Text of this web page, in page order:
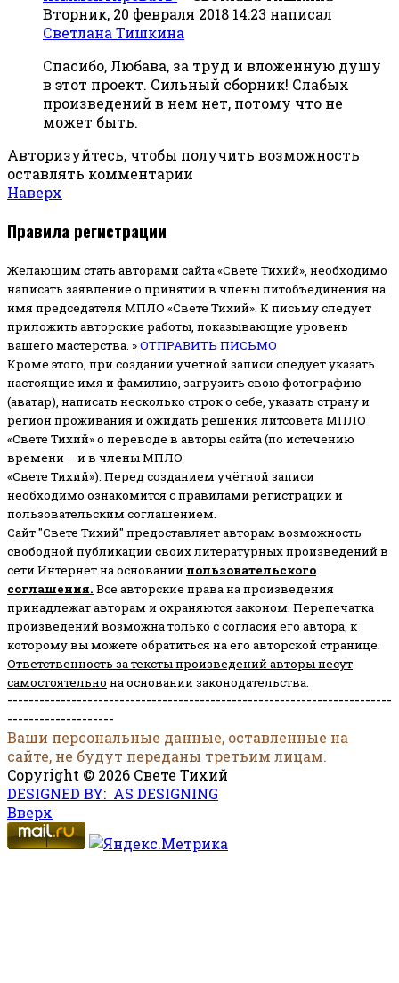
Вторник, 20 февраля 2018 14:23 написал
Светлана Тишкина
Спасибо, Любава, за труд и вложенную душу
в этот проект. Сильный сборник! Слабых
произведений в нем нет, потому что не
может быть.
Авторизуйтесь, чтобы получить возможность
оставлять комментарии
Наверх
Правила регистрации
Желающим стать авторами сайта «Свете Тихий», необходимо
написать заявление о принятии в члены литобъединения на
имя председателя МПЛО «Свете Тихий». К письму следует
приложить авторские работы, показывающие уровень
вашего мастерства. »ОТПРАВИТЬ ПИСЬМО
Кроме этого, при создании учетной записи следует указать
настоящие имя и фамилию, загрузить свою фотографию
(аватар), написать несколько строк о себе, указать страну и
регион проживания и ожидать решения литсовета МПЛО
«Свете Тихий» о переводе в авторы сайта (по истечению
времени – и в члены МПЛО
«Свете Тихий»). Перед созданием учётной записи
необходимо ознакомится с правилами регистрации и
пользовательским соглашением.
Сайт "Свете Тихий" предоставляет авторам возможность
свободной публикации своих литературных произведений в
сети Интернет на основании пользовательского
соглашения. Все авторские права на произведения
принадлежат авторам и охраняются законом. Перепечатка
произведений возможна только с согласия его автора, к
которому вы можете обратиться на его авторской странице.
Ответственность за тексты произведений авторы несут
самостоятельно на основании законодательства.
------------------------------------------------------------------------
--------------------
Ваши персональные данные, оставленные на
сайте, не будут переданы третьим лицам.
Copyright © 2026 Свете Тихий
DESIGNED BY: AS DESIGNING
Вверх